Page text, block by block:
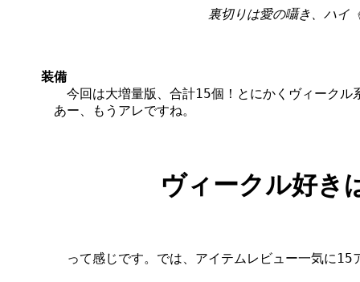
裏切りは愛の囁き、ハイ
装備
今回は大増量版、合計15個！とにかくヴィークル
あー、もうアレですね。
ヴィークル好き
って感じです。では、アイテムレビュー一気に15